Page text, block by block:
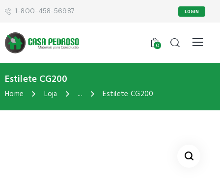
1-800-458-56987 LOGIN
0
Estilete CG200
Home Loja ... Estilete CG200